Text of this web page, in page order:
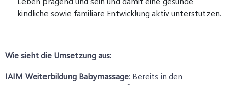
kindliche sowie familiäre Entwicklung aktiv unterstützen.
Wie sieht die Umsetzung aus:
IAIM Weiterbildung Babymassage: Bereits in den